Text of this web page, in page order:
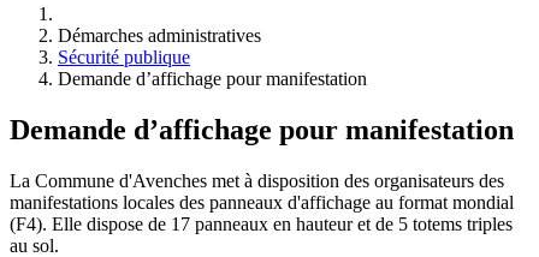
Démarches administratives
Sécurité publique
Demande d’affichage pour manifestation
Demande d’affichage pour manifestation
La Commune d'Avenches met à disposition des organisateurs des
manifestations locales des panneaux d'affichage au format mondial
(F4). Elle dispose de 17 panneaux en hauteur et de 5 totems triples
au sol.